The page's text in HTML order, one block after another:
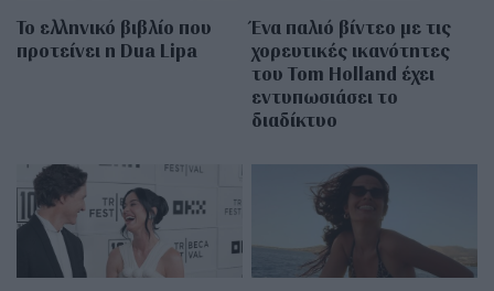
Το ελληνικό βιβλίο που
προτείνει η Dua Lipa
Ένα παλιό βίντεο με τις
χορευτικές ικανότητες
του Tom Holland έχει
εντυπωσιάσει το
διαδίκτυο